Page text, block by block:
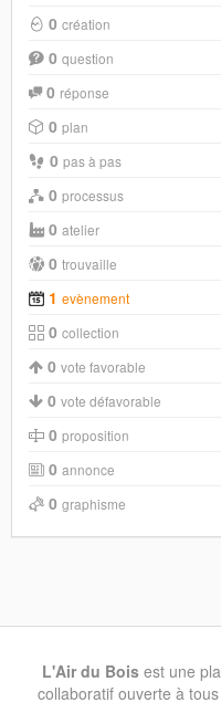
0 création
0 question
0 réponse
0 plan
0 pas à pas
0 processus
0 atelier
0 trouvaille
1 evènement
0 collection
0 vote favorable
0 vote défavorable
0 proposition
0 annonce
0 graphisme
L'Air du Bois est une
collaboratif ouverte à